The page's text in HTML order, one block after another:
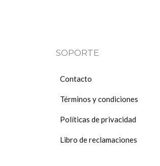
SOPORTE
Contacto
Términos y condiciones
Políticas de privacidad
Libro de reclamaciones